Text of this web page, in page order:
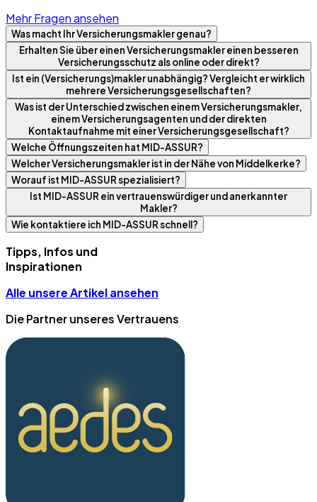
Mehr Fragen ansehen
Was macht Ihr Versicherungsmakler genau?
Erhalten Sie über einen Versicherungsmakler einen besseren
Versicherungsschutz als online oder direkt?
Ist ein (Versicherungs)makler unabhängig? Vergleicht er wirklich
mehrere Versicherungsgesellschaften?
Was ist der Unterschied zwischen einem Versicherungsmakler,
einem Versicherungsagenten und der direkten
Kontaktaufnahme mit einer Versicherungsgesellschaft?
Welche Öffnungszeiten hat MID-ASSUR?
Welcher Versicherungsmakler ist in der Nähe von Middelkerke?
Worauf ist MID-ASSUR spezialisiert?
Ist MID-ASSUR ein vertrauenswürdiger und anerkannter
Makler?
Wie kontaktiere ich MID-ASSUR schnell?
Tipps, Infos und
Inspirationen
Alle unsere Artikel ansehen
Die Partner unseres Vertrauens